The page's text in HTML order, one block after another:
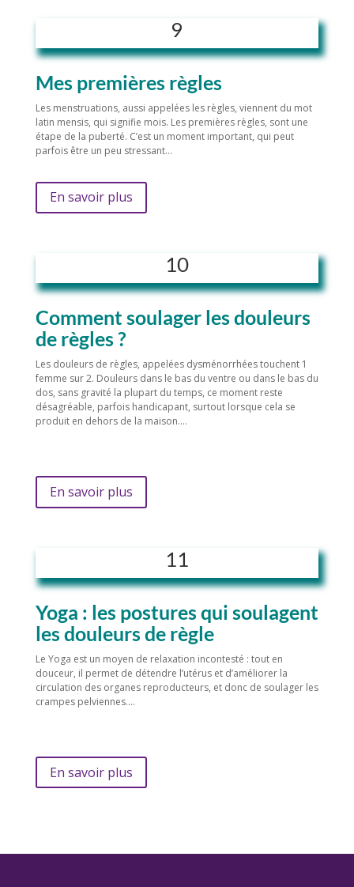
9
Mes premières règles
Les menstruations, aussi appelées les règles, viennent du mot
latin mensis, qui signifie mois. Les premières règles, sont une
étape de la puberté. C’est un moment important, qui peut
parfois être un peu stressant…
En savoir plus
10
Comment soulager les douleurs
de règles ?
Les douleurs de règles, appelées dysménorrhées touchent 1
femme sur 2. Douleurs dans le bas du ventre ou dans le bas du
dos, sans gravité la plupart du temps, ce moment reste
désagréable, parfois handicapant, surtout lorsque cela se
produit en dehors de la maison….
En savoir plus
11
Yoga : les postures qui soulagent
les douleurs de règle
Le Yoga est un moyen de relaxation incontesté : tout en
douceur, il permet de détendre l’utérus et d’améliorer la
circulation des organes reproducteurs, et donc de soulager les
crampes pelviennes….
En savoir plus